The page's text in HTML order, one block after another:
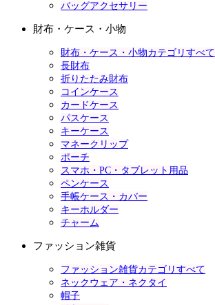
バッグアクセサリー
財布・ケース・小物
財布・ケース・小物カテゴリすべて
長財布
折りたたみ財布
コインケース
カードケース
パスケース
キーケース
マネークリップ
ポーチ
スマホ・PC・タブレット用品
ペンケース
手帳ケース・カバー
キーホルダー
チャーム
ファッション雑貨
ファッション雑貨カテゴリすべて
ネックウェア・ネクタイ
帽子